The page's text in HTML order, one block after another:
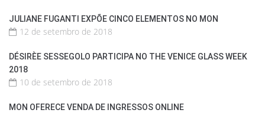
JULIANE FUGANTI EXPÕE CINCO ELEMENTOS NO MON
12 de setembro de 2018
DÉSIRÈE SESSEGOLO PARTICIPA NO THE VENICE GLASS WEEK
2018
10 de setembro de 2018
MON OFERECE VENDA DE INGRESSOS ONLINE